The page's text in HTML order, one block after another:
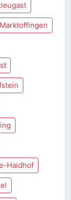
Marktoffingen
Haidhof